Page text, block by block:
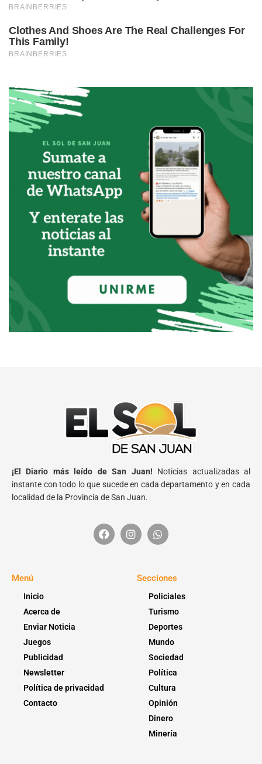
¡El Diario más leído de San Juan! Noticias actualizadas al
instante con todo lo que sucede en cada departamento y en cada
localidad de la Provincia de San Juan.
Menú
Inicio
Acerca de
Enviar Noticia
Juegos
Publicidad
Newsletter
Política de privacidad
Contacto
Secciones
Policiales
Turismo
Deportes
Mundo
Sociedad
Política
Cultura
Opinión
Dinero
Minería